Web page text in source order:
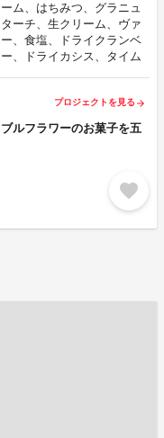
ム、はちみつ、グラニュ
ーチ、生クリーム、ヴァ
、食塩、ドライクランベ
、ドライカシス、タイム
プロジェクトを見る arrow_forward
ルフラワーのお菓子を五
favorite